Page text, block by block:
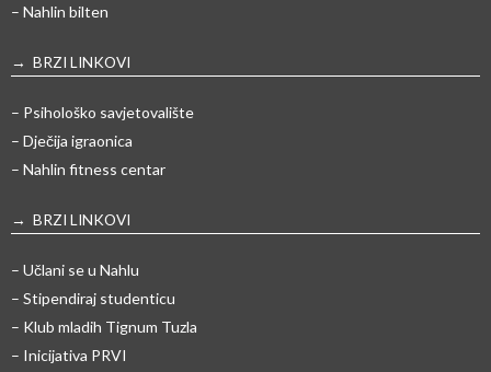
– Nahlin bilten
→ BRZI LINKOVI
– Psihološko savjetovalište
– Dječija igraonica
– Nahlin fitness centar
→ BRZI LINKOVI
– Učlani se u Nahlu
– Stipendiraj studenticu
– Klub mladih Tignum Tuzla
– Inicijativa PRVI